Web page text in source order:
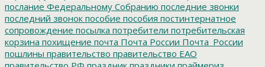
послание Федеральному Собранию последние звонки
последний звонок пособие пособия постинтернатное
сопровождение посылка потребители потребительская
корзина похищение почта Почта России Почта_России
пошлины правительство правительство ЕАО